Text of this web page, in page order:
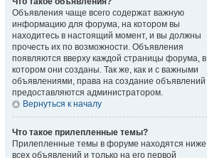
Объявления чаще всего содержат важную
информацию для форума, на котором вы
находитесь в настоящий момент, и вы должны
прочесть их по возможности. Объявления
появляются вверху каждой страницы форума, в
котором они созданы. Так же, как и с важными
объявлениями, права на создание объявлений
предоставляются администратором.
Вернуться к началу
Что такое прилепленные темы?
Прилепленные темы в форуме находятся ниже
всех объявлений и только на его первой